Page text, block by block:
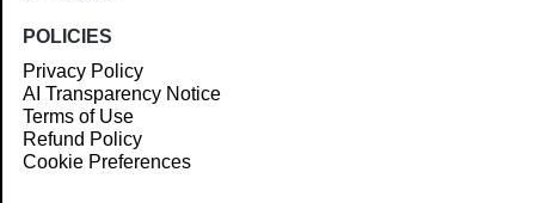
POLICIES
Privacy Policy
AI Transparency Notice
Terms of Use
Refund Policy
Cookie Preferences